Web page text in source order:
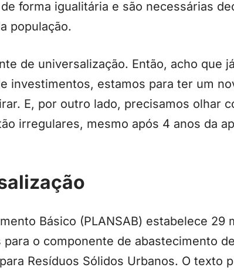
forma igualitária e são necessárias
população.
de universalização. Então, acho que
investimentos, estamos para ter um
E, por outro lado, precisamos olhar
irregulares, mesmo após 4 anos da
Básico (PLANSAB) estabelece 29
o componente de abastecimento
Resíduos Sólidos Urbanos. O texto